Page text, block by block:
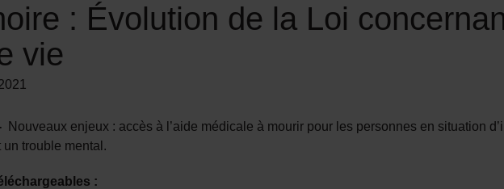
: Évolution de la Loi
vie
Nouveaux enjeux : accès à l’aide médicale à mourir pour les personnes en situation
un trouble mental.
: